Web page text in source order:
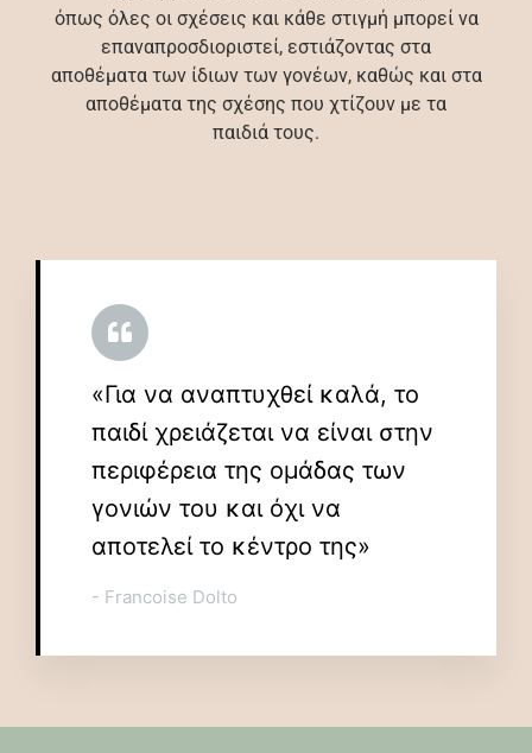
όπως όλες οι σχέσεις και κάθε στιγμή μπορεί να
επαναπροσδιοριστεί, εστιάζοντας στα
αποθέματα των ίδιων των γονέων, καθώς και στα
αποθέματα της σχέσης που χτίζουν με τα
παιδιά τους.
«Για να αναπτυχθεί καλά, το
παιδί χρειάζεται να είναι στην
περιφέρεια της ομάδας των
γονιών του και όχι να
αποτελεί το κέντρο της»
- Francoise Dolto